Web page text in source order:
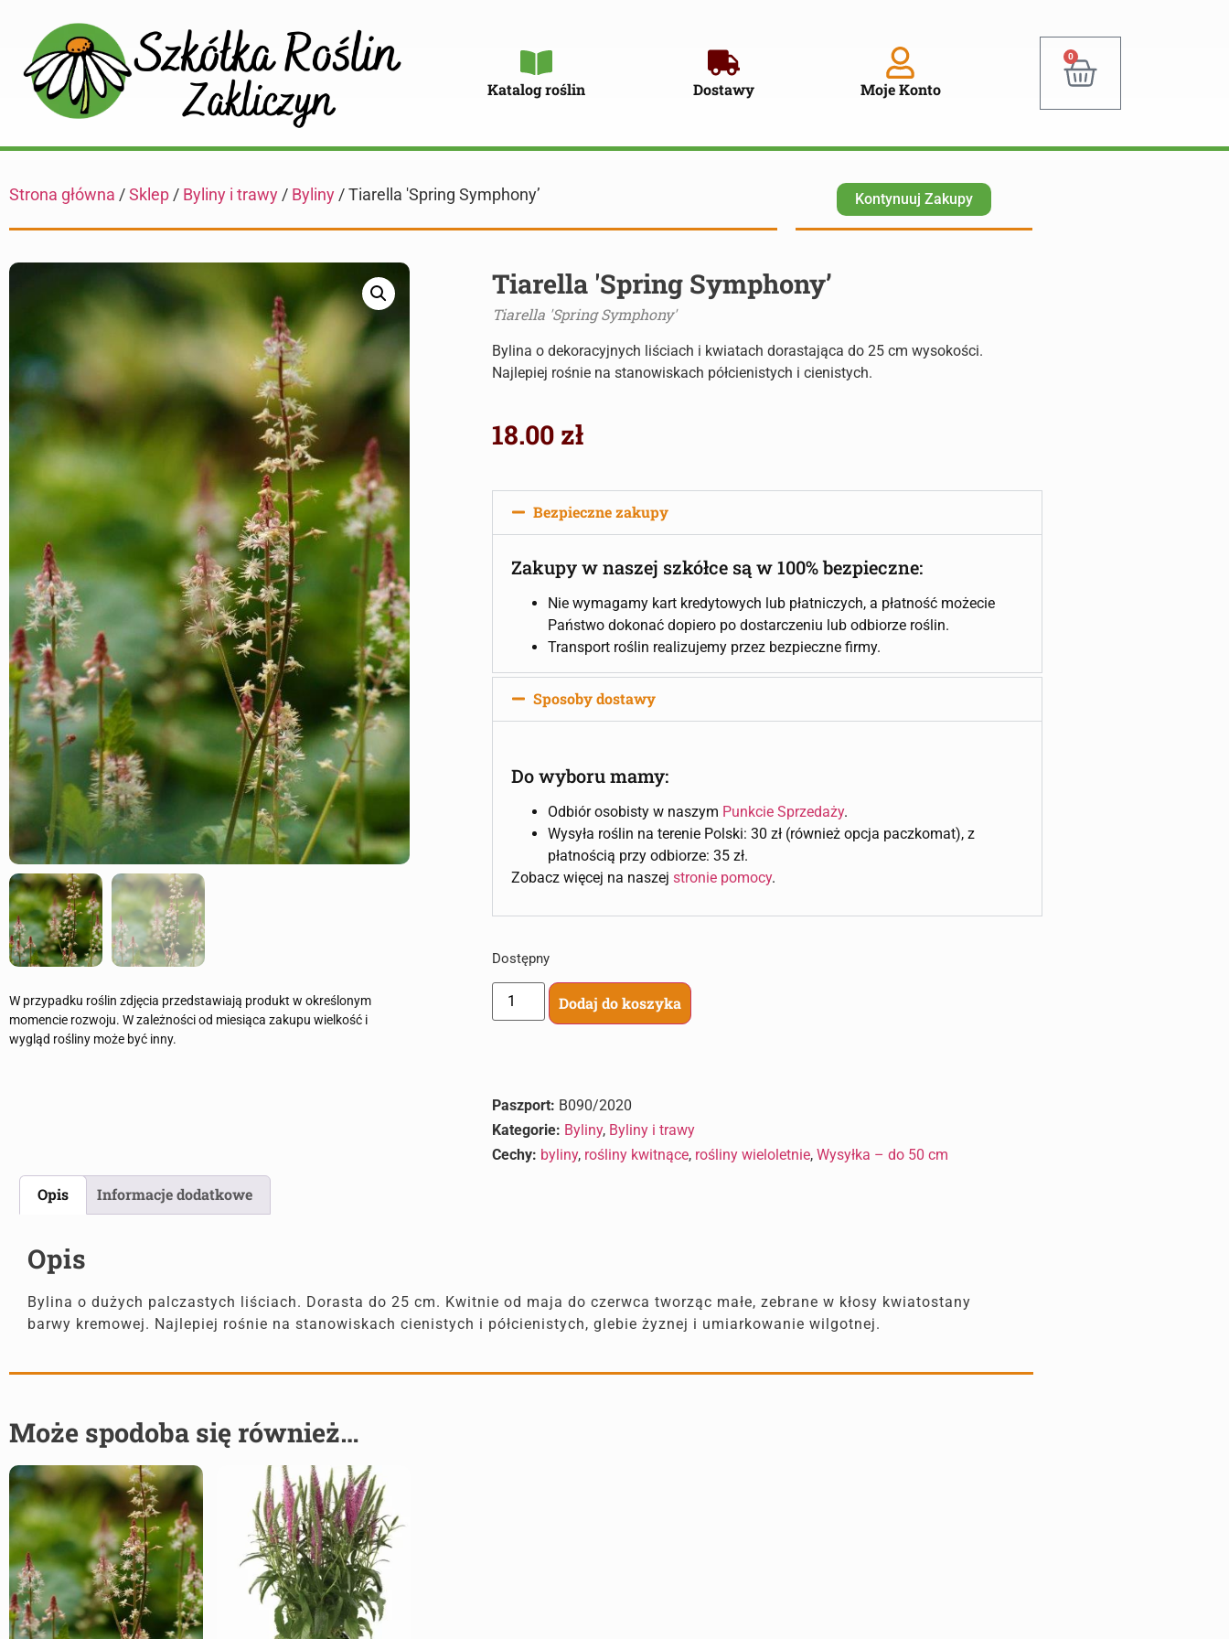
Katalog roślin Dostawy Moje Konto
0
Strona główna / Sklep / Byliny i trawy / Byliny / Tiarella 'Spring Symphony’ Kontynuuj Zakupy
W przypadku roślin zdjęcia przedstawiają produkt w określonym
momencie rozwoju. W zależności od miesiąca zakupu wielkość i
wygląd rośliny może być inny.
Tiarella 'Spring Symphony’
Tiarella 'Spring Symphony'
Bylina o dekoracyjnych liściach i kwiatach dorastająca do 25 cm wysokości.
Najlepiej rośnie na stanowiskach półcienistych i cienistych.
18.00 zł
Bezpieczne zakupy
Zakupy w naszej szkółce są w 100% bezpieczne:
Nie wymagamy kart kredytowych lub płatniczych, a płatność możecie
Państwo dokonać dopiero po dostarczeniu lub odbiorze roślin.
Transport roślin realizujemy przez bezpieczne firmy.
Sposoby dostawy
Do wyboru mamy:
Odbiór osobisty w naszym Punkcie Sprzedaży.
Wysyła roślin na terenie Polski: 30 zł (również opcja paczkomat), z
płatnością przy odbiorze: 35 zł.
Zobacz więcej na naszejstronie pomocy.
Dostępny
Dodaj do koszyka
Paszport: B090/2020
Kategorie: Byliny, Byliny i trawy
Cechy: byliny, rośliny kwitnące, rośliny wieloletnie,Wysyłka – do 50 cm
Opis Informacje dodatkowe
Opis
Bylina o dużych palczastych liściach. Dorasta do 25 cm. Kwitnie od maja do czerwca tworząc małe, zebrane w kłosy kwiatostany
barwy kremowej. Najlepiej rośnie na stanowiskach cienistych i półcienistych, glebie żyznej i umiarkowanie wilgotnej.
Może spodoba się również…